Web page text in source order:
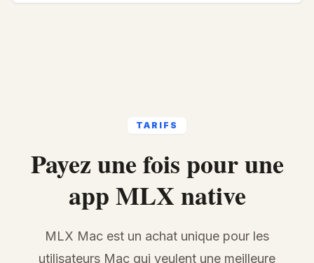
TARIFS
Payez une fois pour une
app MLX native
MLX Mac est un achat unique pour les
utilisateurs Mac qui veulent une meilleure